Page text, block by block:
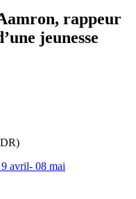
rappeur
jeunesse